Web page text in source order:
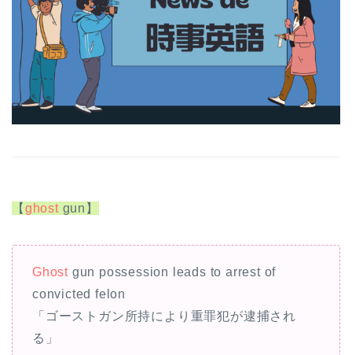
【 ghostgun】
Ghost gun possession leads to arrest of
convicted felon
「ゴーストガン所持により重罪犯が逮捕され
る」